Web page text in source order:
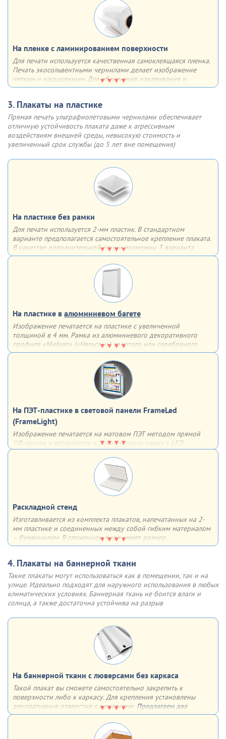
Отщёлкивающаяся крышка профиля (клик-система) позволяет
быстро менять информацию (плакат, постер и др.). Основание
рамки - 2-мм пластик, верхний слой, прижимающий плакат
выполнен из прозрачного ПЭТ
Инструкция по замене плаката в клик-рамке
Аккуратно, по одной, откиньте
4 стороны клик профиля
извлеките старый плакат
Шаг 3
Разместите новый плакат,
Шаг 4
Защелкните крышки
На пленке с ламинированием поверхности
Для печати используется качественная самоклеящаяся пленка.
Печать экосольвентными чернилами делает изображение
четким и насыщенным. Для облегчения наклеивания и
увеличения срока службыповерхность плаката ламинируется
Возможно использование как внутри, так и вне помещения.
Такие плакаты не боятся солнечного света, влаги, перепадов
температуры (допустимы значения от -20 до +70°C)
3. Плакаты на пластике
Прямая печать ультрафиолетовыми чернилами обеспечивает
отличную устойчивость плаката даже к агрессивным
воздействиям внешней среды, невысокую стоимость и
увеличенный срок службы (до 5 лет вне помещения)
На пластике без рамки
Для печати используется 2-мм пластик. В стандартном
варианте предполагается самостоятельное крепление плаката.
В качестве дополнительной опции возможны 3 варианта
крепления на выбор
отверстия, укрепленные люверсами
На пластике в алюминиевом багете
Изображение печатается на пластике с увеличенной
толщиной в 4 мм. Рамка из алюминиевого декоративного
профиля «Nielsen» («Нельсон») золотого или серебряного
цвета придаст завершенность плакату и сделает его частью
Такой плакат способен украсить любой кабинет, учебный
С обратной стороны багета имеются 2 скрытых
подвеса для монтажа плаката на стену
На ПЭТ-пластике в световой панели FrameLed
(FrameLight)
Изображение печатается на матовом ПЭТ методом прямой
УФ-печати и вставляется в алюминиевую рамку с LED-
подсветкой. Подсветка изображения происходит за счет
встроенной внутрь профиля светодиодной ленты. Данная
система предполагает возможность создания
односторонних, так и двусторонних тонких световых панелей
Матово-серебристая рамка из алюминия с анодированным
покрытием имеет множество плюсов - она лёгкая, прочная,
недорогая, быстрая в сборке, устойчивая к солнечным лучам и
воздействию влаги. Отщёлкивающаяся крышка профиля (клик-
система) позволяет быстро менять информацию (плакат,
постер и др.)
Раскладной стенд
Изготавливается из комплекта плакатов, напечатанных на 2-
мм пластике и соединенных между собой гибким материалом
– бумвинилом. В сложенном виде имеет размер,
соответствующий формату одного плаката. Возможны 3
Варианты крепления:
двусторонний скотч
обычные отверстия
отверстия, укрепленные люверсами
4. Плакаты на баннерной ткани
Такие плакаты могут использоваться как в помещении, так и на
улице. Идеально подходят для наружного использования в любых
климатических условиях. Баннерная ткань не боится влаги и
солнца, а также достаточна устойчива на разрыв
На баннерной ткани с люверсами без каркаса
Такой плакат вы сможете самостоятельно закрепить к
поверхности либо к каркасу. Для крепления установлены
декоративные отверстия с люверсами. Предлагаем два
варианта установки люверсов:
с определенным шагом по всему периметру